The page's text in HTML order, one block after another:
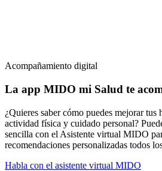
Acompañamiento digital
La app MIDO mi Salud te
¿Quieres saber cómo puedes mejorar tus
actividad física y cuidado personal?
sencilla con el Asistente virtual MIDO
recomendaciones personalizadas todos
Habla con el asistente virtual MIDO